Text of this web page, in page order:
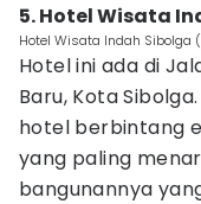
5. Hotel Wisata
Hotel Wisata Indah Sibolga
Hotel ini ada di
Baru, Kota
hotel berbintang
yang paling
bangunannya